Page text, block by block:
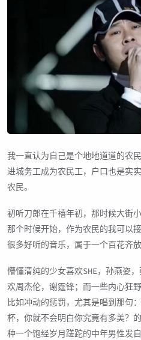
我一直认为自己是个地地道道的农
进城务工成为农民工，户口也是实
农民。
初听刀郎在千禧年初，那时候大街
那个时候开始，作为农民的我可以
很多好听的音乐，属于一个百花齐
懵懂清纯的少女喜欢SHE，孙燕姿
欢周杰伦，谢霆锋；而一些内心狂
比如冲动的惩罚，尤其是唱到那句
杯，你就不会明白你究竟有多美？
种一个饱经岁月蹉跎的中年男性发